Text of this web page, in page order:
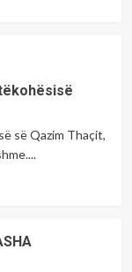
së Qazim Thaçit,